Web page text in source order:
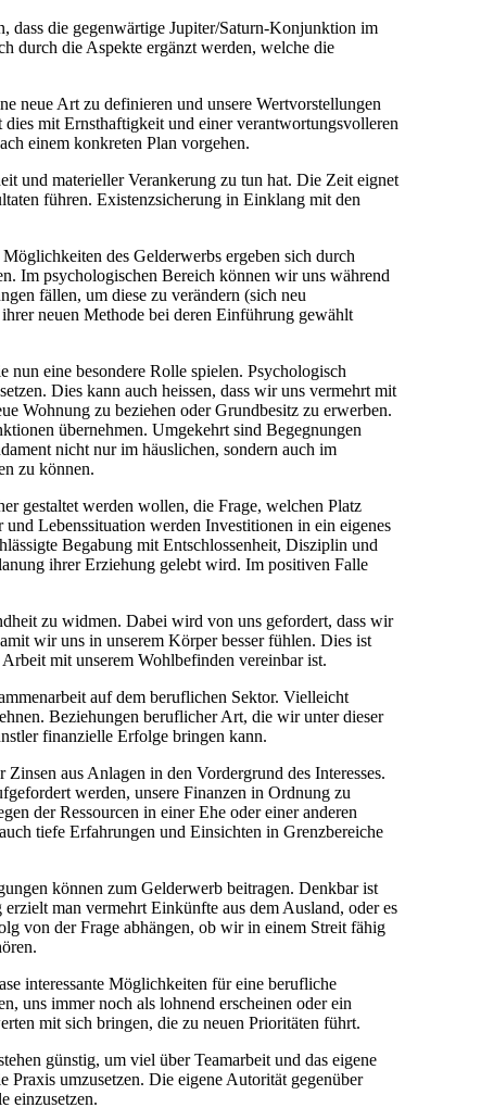
dass die gegenwärtige Jupiter/Saturn-Konjunktion im
durch die Aspekte ergänzt werden, welche die
neue Art zu definieren und unsere Wertvorstellungen
mit Ernsthaftigkeit und einer verantwortungsvolleren
einem konkreten Plan vorgehen.
und materieller Verankerung zu tun hat. Die Zeit eignet
führen. Existenzsicherung in Einklang mit den
des Gelderwerbs ergeben sich durch
Im psychologischen Bereich können wir uns während
fällen, um diese zu verändern (sich neu
neuen Methode bei deren Einführung gewählt
eine besondere Rolle spielen. Psychologisch
Dies kann auch heissen, dass wir uns vermehrt mit
Wohnung zu beziehen oder Grundbesitz zu erwerben.
übernehmen. Umgekehrt sind Begegnungen
nicht nur im häuslichen, sondern auch im
zu können.
gestaltet werden wollen, die Frage, welchen Platz
Lebenssituation werden Investitionen in ein eigenes
Begabung mit Entschlossenheit, Disziplin und
ihrer Erziehung gelebt wird. Im positiven Falle
zu widmen. Dabei wird von uns gefordert, dass wir
wir uns in unserem Körper besser fühlen. Dies ist
mit unserem Wohlbefinden vereinbar ist.
auf dem beruflichen Sektor. Vielleicht
Beziehungen beruflicher Art, die wir unter dieser
finanzielle Erfolge bringen kann.
aus Anlagen in den Vordergrund des Interesses.
werden, unsere Finanzen in Ordnung zu
der Ressourcen in einer Ehe oder einer anderen
tiefe Erfahrungen und Einsichten in Grenzbereiche
können zum Gelderwerb beitragen. Denkbar ist
man vermehrt Einkünfte aus dem Ausland, oder es
von der Frage abhängen, ob wir in einem Streit fähig
interessante Möglichkeiten für eine berufliche
uns immer noch als lohnend erscheinen oder ein
mit sich bringen, die zu neuen Prioritäten führt.
günstig, um viel über Teamarbeit und das eigene
umzusetzen. Die eigene Autorität gegenüber
einzusetzen.